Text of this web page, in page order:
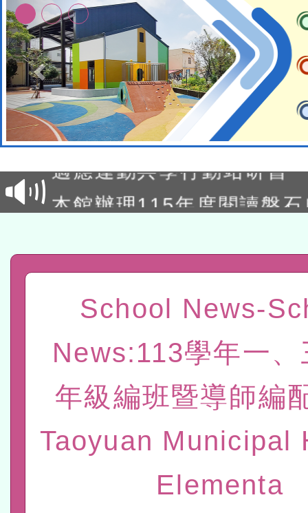
本校115學年度第2次代理
本館辦理115年度閱讀磐
程
「數位內容與教學軟體線
赴陸應申請許可一案
轉知經濟部水利署委託財
研究院辦理「115年表揚
位及節水達人選拔活動」
115年8月22日(星期六)辦
市孔廟祈福系列活動—儒
2026年桃園地景藝術節教
本校115學年度第2次代理
School News-
News:113學年一
年級編班暨導師編
Taoyuan Municipal
Elementa